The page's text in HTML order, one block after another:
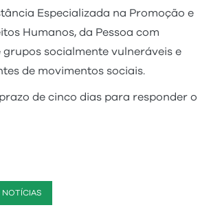
Especializada na Promoção e
Humanos, da Pessoa com
grupos socialmente vulneráveis e
de movimentos sociais.
de cinco dias para responder o
NOTÍCIAS